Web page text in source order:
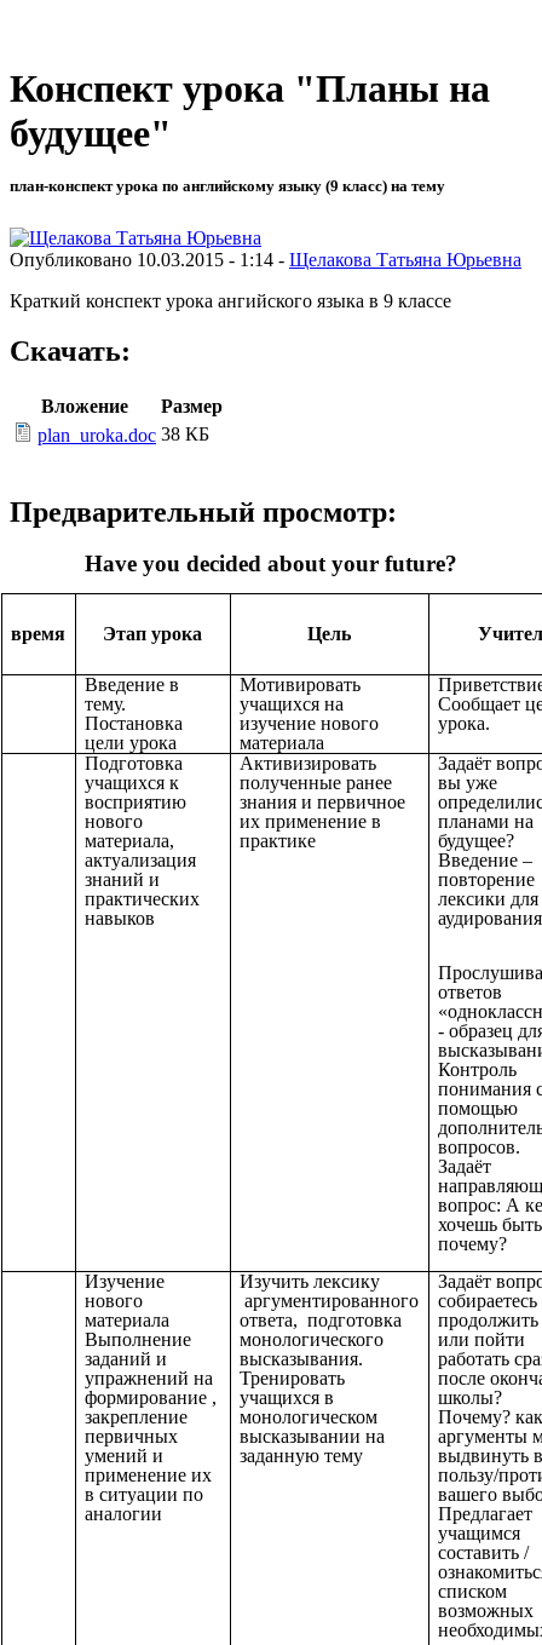
Конспект урока "Планы на
будущее"
план-конспект урока по английскому языку (9 класс) на тему
Опубликовано 10.03.2015 - 1:14 - Щелакова Татьяна Юрьевна
Краткий конспект урока ангийского языка в 9 классе
Скачать:
Вложение
Размер
plan_uroka.doc 38 КБ
Предварительный просмотр:
Have you decided about your future?
время Этап урока Цель
Введение в
тему.
Постановка
цели урока
Мотивировать
учащихся на
изучение нового
материала
Сообщает
урока.
Подготовка
учащихся к
восприятию
нового
материала,
актуализация
знаний и
практических
навыков
Активизировать
полученные ранее
знания и первичное
их применение в
практике
Задаёт
вы уже
планами на
будущее?
Введение –
повторение
лексики для
ответов
- образец
Контроль
понимания
помощью
вопросов.
Задаёт
вопрос: А
хочешь
почему?
Изучение
нового
материала
Выполнение
заданий и
упражнений на
формирование ,
закрепление
первичных
умений и
применение их
в ситуации по
аналогии
Изучить лексику
аргументированного
ответа, подготовка
монологического
высказывания.
Тренировать
учащихся в
монологическом
высказывании на
заданную тему
Задаёт
собираетесь
продолжить
или пойти
работать
после
школы?
Почему?
аргументы
выдвинуть в
пользу/
вашего
Предлагает
учащимся
составить /
списком
возможных